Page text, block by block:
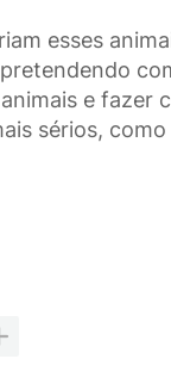
esses
e fazer
sérios,